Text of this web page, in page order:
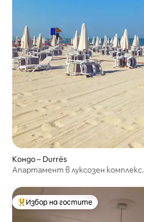
Кондо – Durrës
Апартамент в луксозен комплекс.
Най-популярен избор на гостите
Избор на гостите